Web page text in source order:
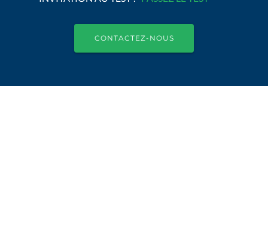
CONTACTEZ-NOUS